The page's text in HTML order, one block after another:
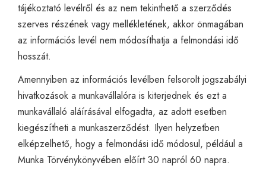
tájékoztató levélről és az nem tekinthető a szerződés
szerves részének vagy mellékletének, akkor önmagában
az információs levél nem módosíthatja a felmondási idő
hosszát.
Amennyiben az információs levélben felsorolt jogszabályi
hivatkozások a munkavállalóra is kiterjednek és ezt a
munkavállaló aláírásával elfogadta, az adott esetben
kiegészítheti a munkaszerződést. Ilyen helyzetben
elképzelhető, hogy a felmondási idő módosul, például a
Munka Törvénykönyvében előírt 30 napról 60 napra.